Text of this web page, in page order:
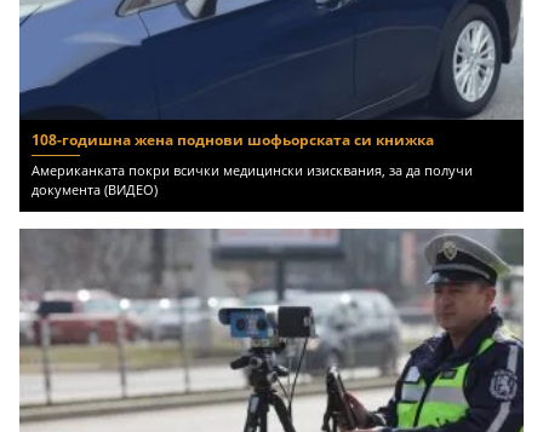
108-годишна жена поднови шофьорската си книжка
Американката покри всички медицински изисквания, за да получи
документа (ВИДЕО)